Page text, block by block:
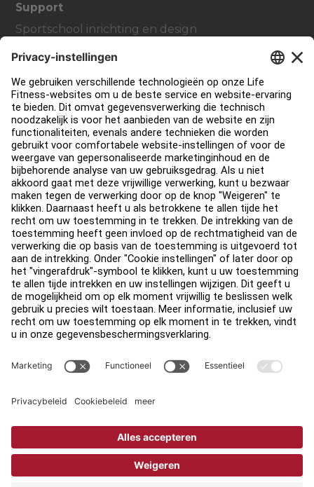
Support
Sportschool inrichting en design
Service Hub
Over
Vind een distributeur
Zoek een Winkel
Legaal
Toegankelijkheid
Carrière
Aanmelden bij Facility Connect
PRIVACYBELEID VAN LIFE FITNESS
Copyright © 2026 Life Fitness